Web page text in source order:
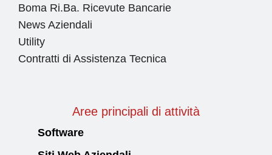
Boma Ri.Ba. Ricevute Bancarie
News Aziendali
Utility
Contratti di Assistenza Tecnica
Aree principali di attività
Software